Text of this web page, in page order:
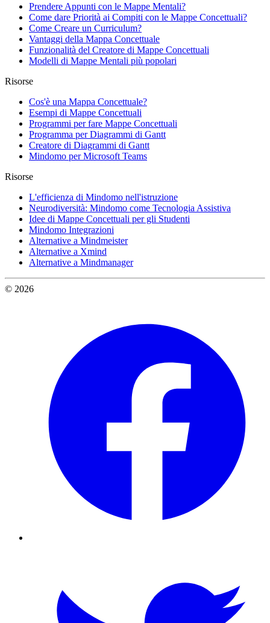
Prendere Appunti con le Mappe Mentali?
Come dare Priorità ai Compiti con le Mappe Concettuali?
Come Creare un Curriculum?
Vantaggi della Mappa Concettuale
Funzionalità del Creatore di Mappe Concettuali
Modelli di Mappe Mentali più popolari
Risorse
Cos'è una Mappa Concettuale?
Esempi di Mappe Concettuali
Programmi per fare Mappe Concettuali
Programma per Diagrammi di Gantt
Creatore di Diagrammi di Gantt
Mindomo per Microsoft Teams
Risorse
L'efficienza di Mindomo nell'istruzione
Neurodiversità: Mindomo come Tecnologia Assistiva
Idee di Mappe Concettuali per gli Studenti
Mindomo Integrazioni
Alternative a Mindmeister
Alternative a Xmind
Alternative a Mindmanager
© 2026